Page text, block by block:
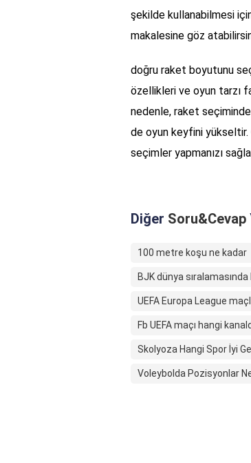
şekilde kullanabilmesi
makalesine göz
doğru raket boyutunu
özellikleri ve oyun tarzı
nedenle, raket
de oyun keyfini yükseltir.
seçimler yapmanızı
Diğer Soru&Cevap
100 metre koşu ne kadar
BJK dünya sıralamasında
UEFA Europa League
Fb UEFA maçı hangi
Skolyoza Hangi Spor İyi
Voleybolda Pozisyonlar